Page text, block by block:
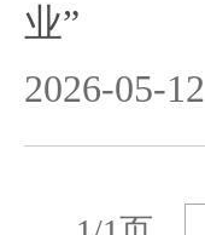
业”
2026-05-12